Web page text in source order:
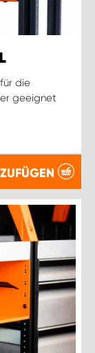
die
geeignet